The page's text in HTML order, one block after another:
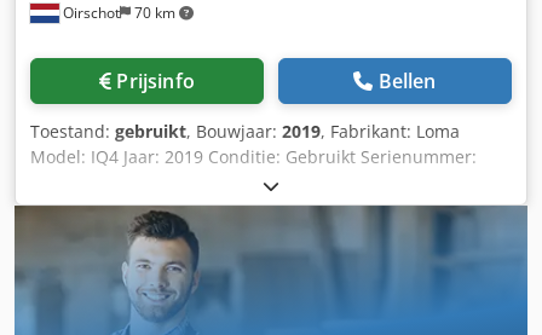
Oirschot 70 km
Prijsinfo Bellen
Toestand: gebruikt, Bouwjaar: 2019, Fabrikant: Loma
Model: IQ4 Jaar: 2019 Conditie: Gebruikt Serienummer:
Q4W35-20-47098D Voorraad nummer: 3404J Bandbreedte:
300 mm Doorgang: 350 x 130 mm (BxH) Perslucht: 6 - 8 Bar
Vermogen: 240VAC, 50Hz, 1Ph Dwodpoznmh Usfx Abaea
Afmetingen: 2000 x 1100 x 1500 mm Met pneumatische
uitwerp, licht- en geluidssignaal